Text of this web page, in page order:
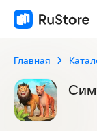
Главная